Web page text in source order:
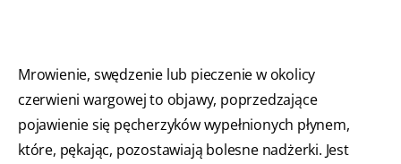
Mrowienie, swędzenie lub pieczenie w okolicy
czerwieni wargowej to objawy, poprzedzające
pojawienie się pęcherzyków wypełnionych płynem,
które, pękając, pozostawiają bolesne nadżerki. Jest